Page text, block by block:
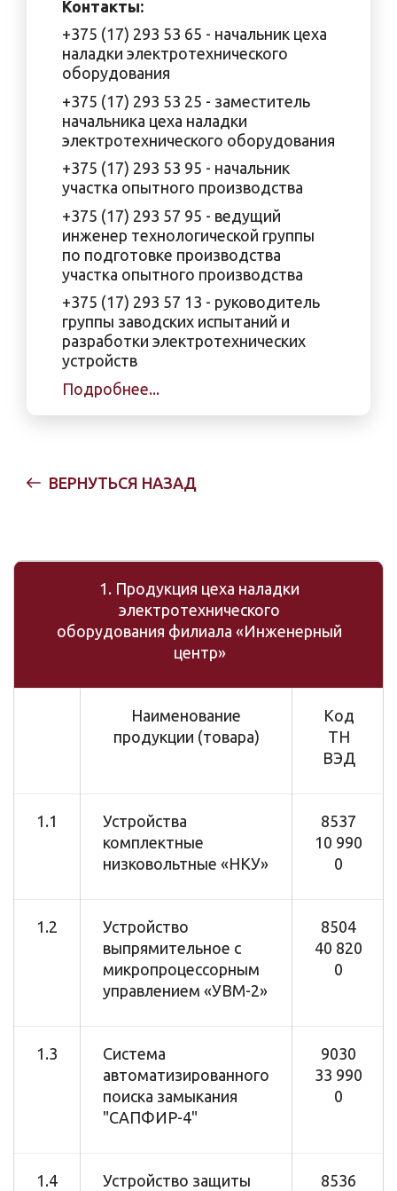
Контакты:
+375 (17) 293 53 65 - начальник цеха
наладки электротехнического
оборудования
+375 (17) 293 53 25 - заместитель
начальника цеха наладки
электротехнического оборудования
+375 (17) 293 53 95 - начальник
участка опытного производства
+375 (17) 293 57 95 - ведущий
инженер технологической группы
по подготовке производства
участка опытного производства
+375 (17) 293 57 13 - руководитель
группы заводских испытаний и
разработки электротехнических
устройств
Подробнее...
ВЕРНУТЬСЯ НАЗАД
1. Продукция цеха наладки
электротехнического
оборудования филиала «Инженерный
центр»
Наименование
продукции (товара)
Код
ТН
ВЭД
1.1
Устройства
комплектные
низковольтные «НКУ»
8537
10 990
0
1.2
Устройство
выпрямительное с
микропроцессорным
управлением «УВМ-2»
8504
40 820
0
1.3
Система
автоматизированного
поиска замыкания
"САПФИР-4"
9030
33 990
0
1.4
Устройство защиты
8536